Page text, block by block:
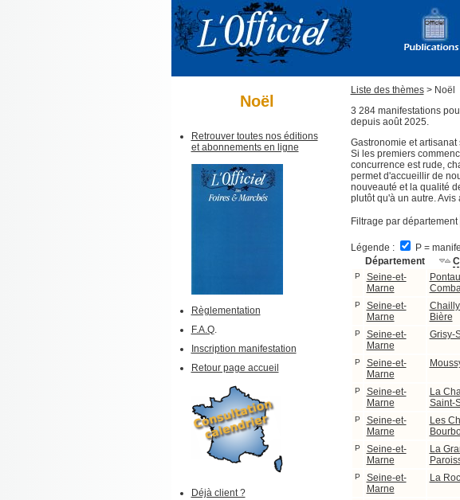
Noël
Retrouver toutes nos éditions
et abonnements en ligne
Règlementation
F.A.Q.
Inscription manifestation
Retour page accueil
Déjà client ?
Liste des thèmes> Noël
3 284 manifestations
depuis août 2025.
Gastronomie et
Si les premiers
concurrence est rude,
permet d'accueillir de
nouveauté et la qualité
plutôt qu'à un autre.
Filtrage par département
Légende : P =
Département
P
Seine-et-
Marne
P
Seine-et-
Marne
Bière
P
Seine-et-
Marne
Grisy-
P
Seine-et-
Marne
P
Seine-et-
Marne
La
Saint-
P
Seine-et-
Marne
Les
P
Seine-et-
Marne
La
P
Seine-et-
Marne
La